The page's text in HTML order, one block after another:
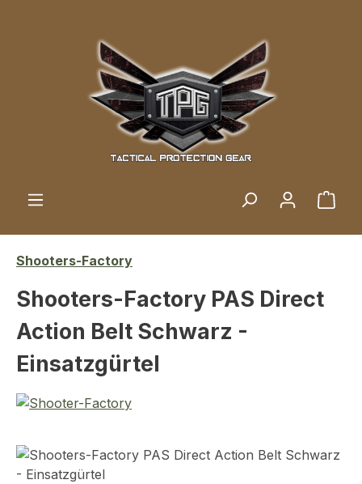
Shooters-Factory
Shooters-Factory PAS Direct
Action Belt Schwarz -
Einsatzgürtel
Bildergalerie überspringen